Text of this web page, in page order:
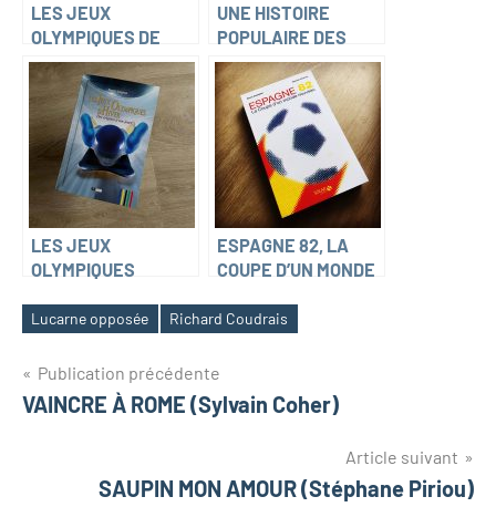
LES JEUX
OLYMPIQUES DE
1892 À 2024. UNE
AVENTURE
MONDIALE (Patrick
Clastres)
UNE HISTOIRE
POPULAIRE DES
JEUX OLYMPIQUES
(Hors-série
L’Humanité)
LES JEUX
OLYMPIQUES
ORIGINES A NOS
Lagrue)
ESPAGNE 82, LA
COUPE D’UN MONDE
Colombari et
Lucarne opposée Richard Coudrais
Navigation
de
Publication précédente
VAINCRE À ROME (Sylvain Coher)
Article suivant
SAUPIN MON AMOUR (Stéphane Piriou)